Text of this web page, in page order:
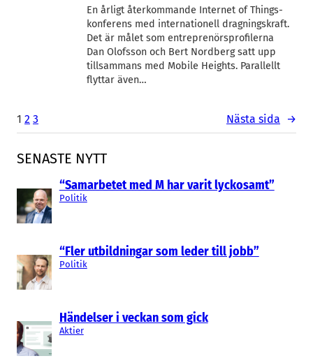
SENASTE NYTT
“Samarbetet med M har varit lyckosamt”
Politik
“Fler utbildningar som leder till jobb”
Politik
Händelser i veckan som gick
Aktier
En årligt återkommande Internet of Things-
konferens med internationell dragningskraft.
Det är målet som entreprenörsprofilerna
Dan Olofsson och Bert Nordberg satt upp
tillsammans med Mobile Heights. Parallellt
flyttar även…
1 2 3 Nästa sida →